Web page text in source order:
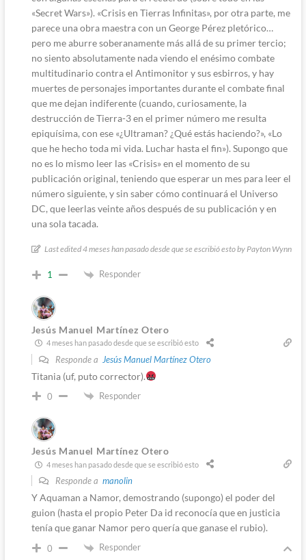
«Secret Wars»). «Crisis en Tierras Infinitas», por otra parte, me
parece una obra maestra con un George Pérez pletórico…
pero me aburre soberanamente más allá de su primer tercio;
no siento absolutamente nada viendo el enésimo combate
multitudinario contra el Antimonitor y sus esbirros, y hay
muertes de personajes importantes durante el combate final
que me dejan indiferente (cuando, curiosamente, la
destrucción de Tierra-3 en el primer número me resulta
epiquísima, con ese «¿Ultraman? ¿Qué estás haciendo?», «Lo
que he hecho toda mi vida. Luchar hasta el fin»). Supongo que
no es lo mismo leer las «Crisis» en el momento de su
publicación original, teniendo que esperar un mes para leer el
número siguiente, y sin saber cómo continuará el Universo
DC, que leerlas veinte años después de su publicación y en
una sola tacada.
Last edited 4 meses han pasado desde que se escribió esto by Payton Wynn
1 Responder
Jesús Manuel Martínez Otero
4 meses han pasado desde que se escribió esto
Responde a Jesús Manuel Martínez Otero
Titania (uf, puto corrector).
0 Responder
Jesús Manuel Martínez Otero
4 meses han pasado desde que se escribió esto
Responde a manolin
Y Aquaman a Namor, demostrando (supongo) el poder del
guion (hasta el propio Peter Da id reconocía que en justicia
tenía que ganar Namor pero quería que ganase el rubio).
0 Responder